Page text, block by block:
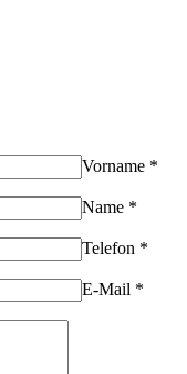
Vorname *
Name *
Telefon *
E-Mail *